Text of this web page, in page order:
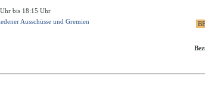
bis 18:15 Uhr
Ausschüsse und Gremien